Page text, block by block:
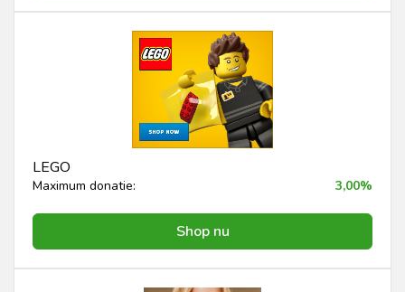
LEGO
Maximum donatie: 3,00%
Shop nu